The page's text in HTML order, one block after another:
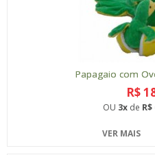
Papagaio com
R$
OU 3x de R$
VER MAIS